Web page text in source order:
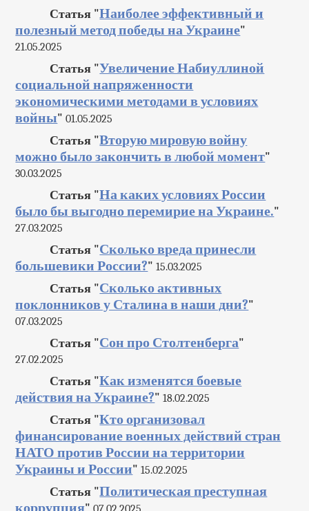
Статья "Наиболее эффективный и
полезный метод победы на Украине"
21.05.2025
Статья "Увеличение Набиуллиной
социальной напряженности
экономическими методами в условиях
войны" 01.05.2025
Статья "Вторую мировую войну
можно было закончить в любой момент"
30.03.2025
Статья "На каких условиях России
было бы выгодно перемирие на Украине."
27.03.2025
Статья "Сколько вреда принесли
большевики России?" 15.03.2025
Статья "Сколько активных
поклонников у Сталина в наши дни?"
07.03.2025
Статья "Сон про Столтенберга"
27.02.2025
Статья "Как изменятся боевые
действия на Украине?" 18.02.2025
Статья "Кто организовал
финансирование военных действий стран
НАТО против России на территории
Украины и России" 15.02.2025
Статья "Политическая преступная